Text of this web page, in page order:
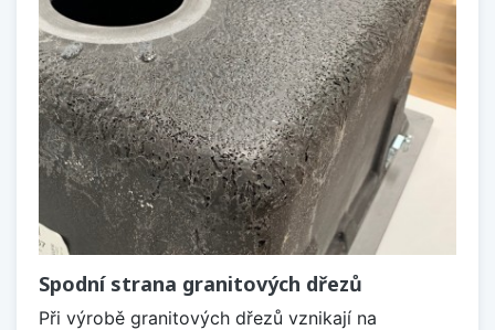
Spodní strana granitových dřezů
Při výrobě granitových dřezů vznikají na